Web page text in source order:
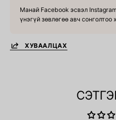
Манай Facebook эсвэл
үнэгүй зөвлөгөө авч сонголтоо
ХУВААЛЦАХ